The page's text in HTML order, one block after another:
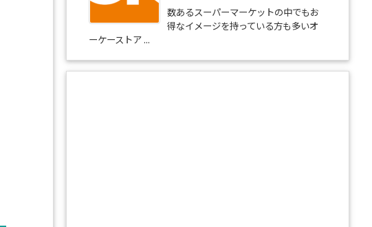
数あるスーパーマーケットの中でもお
得なイメージを持っている方も多いオ
ーケーストア ...